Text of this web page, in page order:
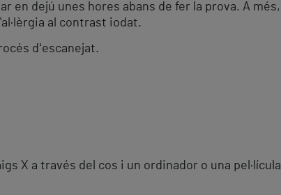
en dejú unes hores abans de fer la prova. A més,
al contrast iodat.
dʻescanejat.
X a través del cos i un ordinador o una pel·lícula